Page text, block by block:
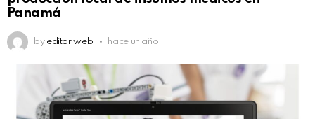
Panamá
by editor web hace un año